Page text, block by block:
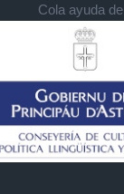
Cola ayuda de